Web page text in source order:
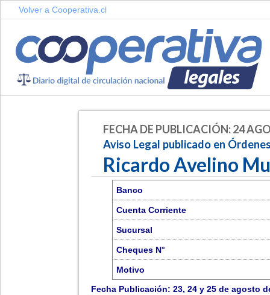
Volver a Cooperativa.cl
FECHA DE PUBLICACIÓN: 24
Aviso Legal publicado en
Ricardo Avelino
Banco
Cuenta Corriente
Sucursal
Cheques N°
Motivo
Fecha Publicación: 23, 24 y 25 de agosto